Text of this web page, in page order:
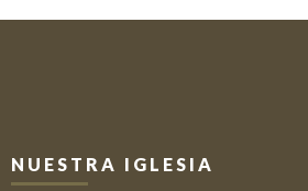
NUESTRA IGLESIA